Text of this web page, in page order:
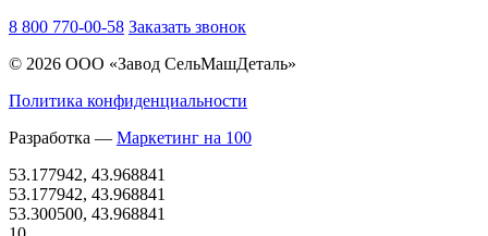
8 800 770-00-58 Заказать звонок
© 2026 ООО «Завод СельМашДеталь»
Политика конфиденциальности
Разработка — Маркетинг на 100
53.177942, 43.968841
53.177942, 43.968841
53.300500, 43.968841